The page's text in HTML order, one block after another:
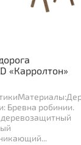
«Карролтон»
Бревна робинии.